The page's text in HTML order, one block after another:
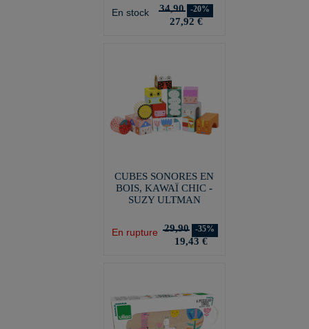
En stock 34,90 -20%
27,92 €
CUBES SONORES EN
BOIS, KAWAÏ CHIC -
SUZY ULTMAN
En rupture 29,90 -35%
19,43 €